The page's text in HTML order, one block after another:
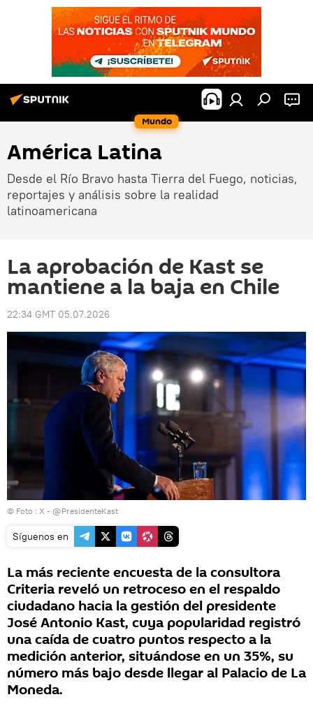
Mundo
América Latina
Desde el Río Bravo hasta Tierra del Fuego, noticias,
reportajes y análisis sobre la realidad
latinoamericana
La aprobación de Kast se
mantiene a la baja en Chile
22:34 GMT 05.07.2026
© Foto : X - @PresidenteKast
Síguenos en
La más reciente encuesta de la consultora
Criteria reveló un retroceso en el respaldo
ciudadano hacia la gestión del presidente
José Antonio Kast, cuya popularidad registró
una caída de cuatro puntos respecto a la
medición anterior, situándose en un 35%, su
número más bajo desde llegar al Palacio de La
Moneda.